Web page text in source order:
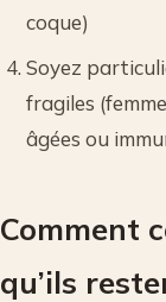
coque)
Soyez
fragiles
âgées ou
Comment
qu’ils